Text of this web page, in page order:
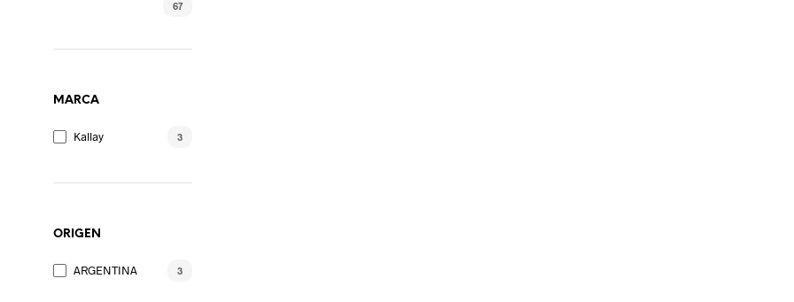
67
MARCA
Kallay 3
ORIGEN
ARGENTINA 3